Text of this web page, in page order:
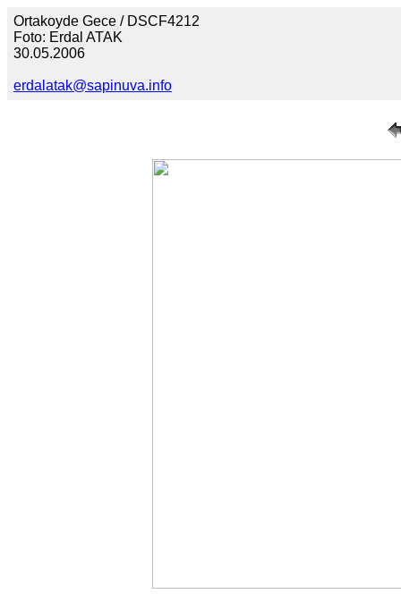
Ortakoyde Gece / DSCF4212
Foto: Erdal ATAK
30.05.2006
erdalatak@sapinuva.info